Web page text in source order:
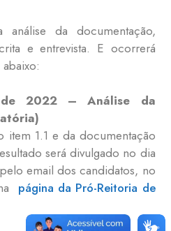
da documentação,
e entrevista. E ocorrerá
2022 – Análise da
item 1.1 e da documentação
será divulgado no dia
email dos candidatos, no
página da Pró-Reitoria de